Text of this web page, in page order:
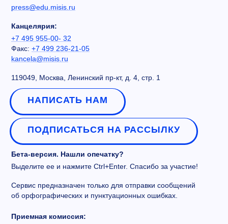
press@edu.misis.ru
Канцелярия:
+7 495 955-00- 32
Факс: +7 499 236-21-05
kancela@misis.ru
119049, Москва, Ленинский пр-кт, д. 4, стр. 1
НАПИСАТЬ НАМ
ПОДПИСАТЬСЯ НА РАССЫЛКУ
Бета-версия. Нашли опечатку?
Выделите ее и нажмите Ctrl+Enter. Спасибо за участие!
Сервис предназначен только для отправки сообщений
об орфографических и пунктуационных ошибках.
Приемная комиссия: